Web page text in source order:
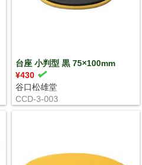
台座 小判型 黒 75×100mm
¥430
谷口松雄堂
CCD-3-003